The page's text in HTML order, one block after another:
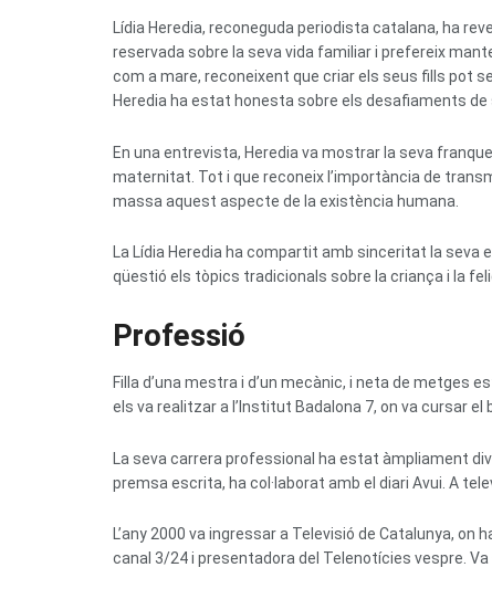
Lídia Heredia, reconeguda periodista catalana, ha
reservada sobre la seva vida familiar i prefereix
com a mare, reconeixent que criar els seus fills pot
Heredia ha estat honesta sobre els desafiaments de
En una entrevista, Heredia va mostrar la seva
maternitat. Tot i que reconeix l’importància de
massa aquest aspecte de la existència humana.
La Lídia Heredia ha compartit amb sinceritat la
qüestió els tòpics tradicionals sobre la criança i la
Professió
Filla d’una mestra i d’un mecànic, i neta de metges
els va realitzar a l’Institut Badalona 7, on va cursar
La seva carrera professional ha estat àmpliament
premsa escrita, ha col·laborat amb el diari Avui. A
L’any 2000 va ingressar a Televisió de Catalunya,
canal 3/24 i presentadora del Telenotícies vespre.